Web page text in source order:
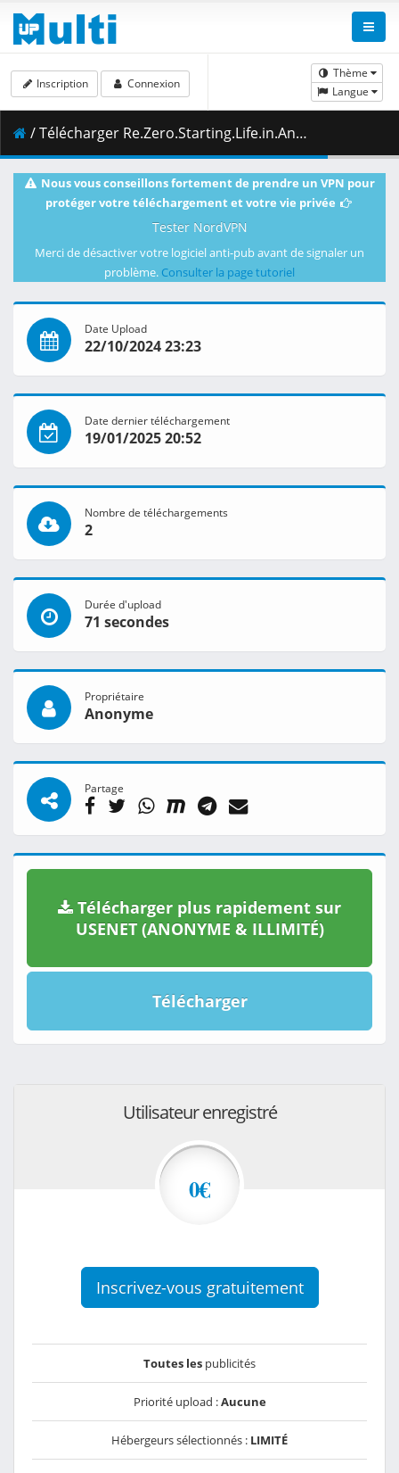
Thème
Langue
Inscription Connexion
/ Télécharger Re.Zero.Starting.Life.in.Another.World.S03E01.1080p.WEBRip.DDP2.0.x265-RaiN.mkv.001 ( 483.49 MB )
Nous vous conseillons fortement de prendre un VPN pour
protéger votre téléchargement et votre vie privée
Tester NordVPN
Merci de désactiver votre logiciel anti-pub avant de signaler un
problème. Consulter la page tutoriel
Date Upload
22/10/2024 23:23
Date dernier téléchargement
19/01/2025 20:52
Nombre de téléchargements
2
Durée d'upload
71 secondes
Propriétaire
Anonyme
Partage
Télécharger plus rapidement sur
USENET (ANONYME & ILLIMITÉ)
Télécharger
Utilisateur enregistré
0€
Inscrivez-vous gratuitement
Toutes les publicités
Priorité upload :Aucune
Hébergeurs sélectionnés : LIMITÉ